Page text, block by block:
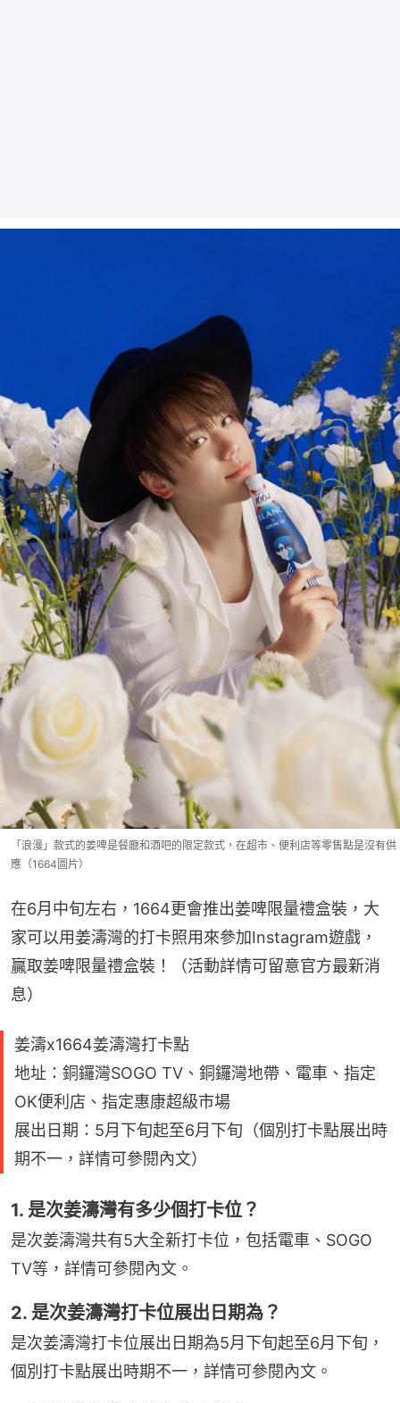
「浪漫」款式的姜啤是餐廳和酒吧的限定款式，在超市、便利店等零售點是沒有供
應（1664圖片）
在6月中旬左右，1664更會推出姜啤限量禮盒裝，大
家可以用姜濤灣的打卡照用來參加Instagram遊戲，
贏取姜啤限量禮盒裝！（活動詳情可留意官方最新消
息）
姜濤x1664姜濤灣打卡點
地址：銅鑼灣SOGO TV、銅鑼灣地帶、電車、指定
OK便利店、指定惠康超級市場
展出日期：5月下旬起至6月下旬（個別打卡點展出時
期不一，詳情可參閱內文）
1. 是次姜濤灣有多少個打卡位？
是次姜濤灣共有5大全新打卡位，包括電車、SOGO
TV等，詳情可參閱內文。
2. 是次姜濤灣打卡位展出日期為？
是次姜濤灣打卡位展出日期為5月下旬起至6月下旬，
個別打卡點展出時期不一，詳情可參閱內文。